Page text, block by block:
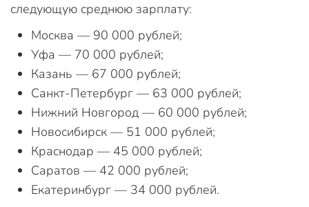
следующую среднюю зарплату:
Москва — 90 000 рублей;
Уфа — 70 000 рублей;
Казань — 67 000 рублей;
Санкт-Петербург — 63 000 рублей;
Нижний Новгород — 60 000 рублей;
Новосибирск — 51 000 рублей;
Краснодар — 45 000 рублей;
Саратов — 42 000 рублей;
Екатеринбург — 34 000 рублей.